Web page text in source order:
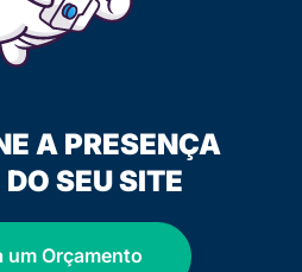
A PRESENÇA
SEU SITE
um Orçamento